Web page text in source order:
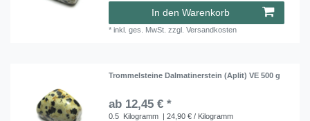
In den Warenkorb
*inkl. ges. MwSt. zzgl.Versandkosten
Trommelsteine Dalmatinerstein (Aplit) VE 500 g
ab 12,45 € *
0.5 Kilogramm | 24,90 € / Kilogramm